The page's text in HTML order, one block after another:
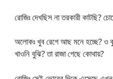
রোজিঃ দেখছিস না তরকারী কাটছি?
অলোকঃ খুব রেগে আছ মনে হচ্ছে? ও
খাওনি বুঝি? তা রাজা গেছে কোথায়?